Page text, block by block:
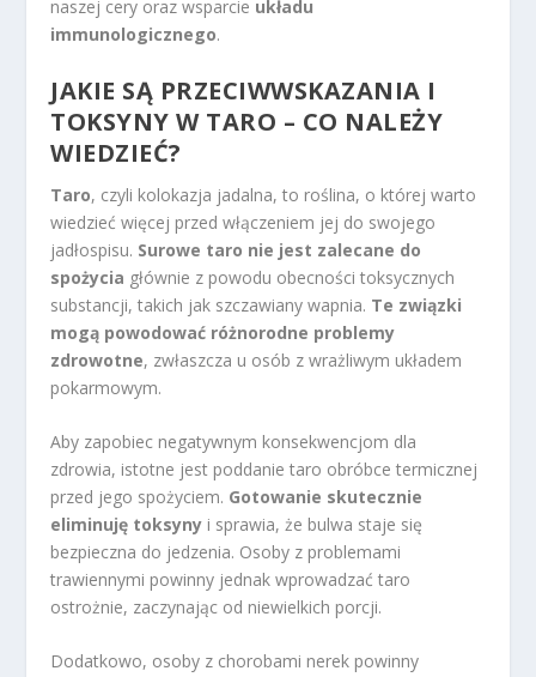
naszej cery oraz wsparcie układu
immunologicznego.
JAKIE SĄ PRZECIWWSKAZANIA I
TOKSYNY W TARO – CO NALEŻY
WIEDZIEĆ?
Taro, czyli kolokazja jadalna, to roślina, o której warto
wiedzieć więcej przed włączeniem jej do swojego
jadłospisu. Surowe taro nie jest zalecane do
spożycia głównie z powodu obecności toksycznych
substancji, takich jak szczawiany wapnia. Te związki
mogą powodować różnorodne problemy
zdrowotne, zwłaszcza u osób z wrażliwym układem
pokarmowym.
Aby zapobiec negatywnym konsekwencjom dla
zdrowia, istotne jest poddanie taro obróbce termicznej
przed jego spożyciem. Gotowanie skutecznie
eliminuję toksyny i sprawia, że bulwa staje się
bezpieczna do jedzenia. Osoby z problemami
trawiennymi powinny jednak wprowadzać taro
ostrożnie, zaczynając od niewielkich porcji.
Dodatkowo, osoby z chorobami nerek powinny